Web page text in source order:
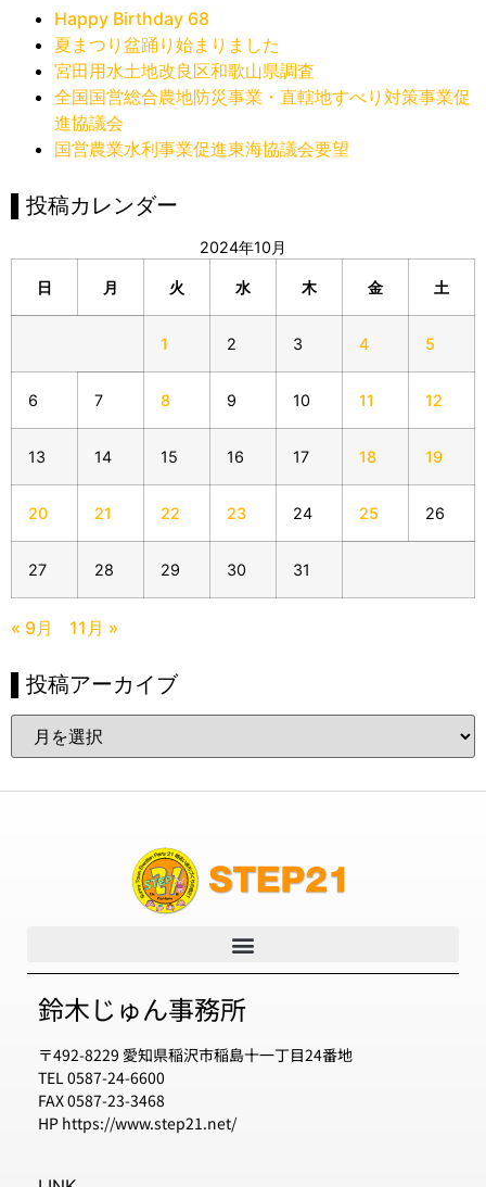
Happy Birthday 68
夏まつり盆踊り始まりました
宮田用水土地改良区和歌山県調査
全国国営総合農地防災事業・直轄地すべり対策事業促
進協議会
国営農業水利事業促進東海協議会要望
▌投稿カレンダー
2024年10月
日 月 火 水 木 金 土
1 2 3 4 5
6 7 8 9 10 11 12
13 14 15 16 17 18 19
20 21 22 23 24 25 26
27 28 29 30 31
« 9月 11月 »
▌投稿アーカイブ
鈴木じゅん事務所
〒492-8229 愛知県稲沢市稲島十一丁目24番地
TEL 0587-24-6600
FAX 0587-23-3468
HP https://www.step21.net/